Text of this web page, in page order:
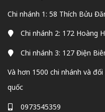
Chi nhánh 1: 58 Thích Bửu
Chi nhánh 2: 172 Hoàng
Chi nhánh 3: 127 Điện
Và hơn 1500 chi nhánh và
quốc
0973545359